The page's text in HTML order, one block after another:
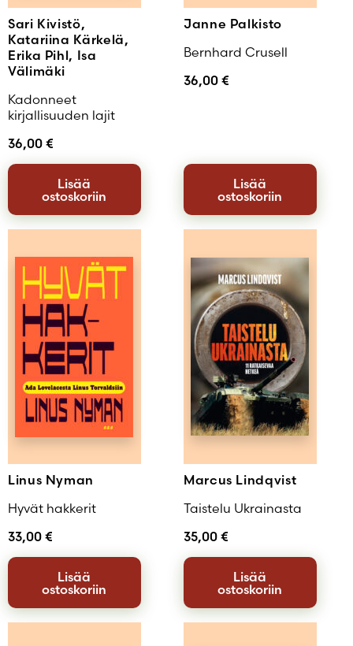
Sari Kivistö,
Katariina Kärkelä,
Erika Pihl, Isa
Välimäki
Kadonneet
kirjallisuuden lajit
36,00 €
Lisää
ostoskoriin
Janne Palkisto
Bernhard Crusell
36,00 €
Lisää
ostoskoriin
Linus Nyman
Hyvät hakkerit
33,00 €
Lisää
ostoskoriin
Marcus Lindqvist
Taistelu Ukrainasta
35,00 €
Lisää
ostoskoriin